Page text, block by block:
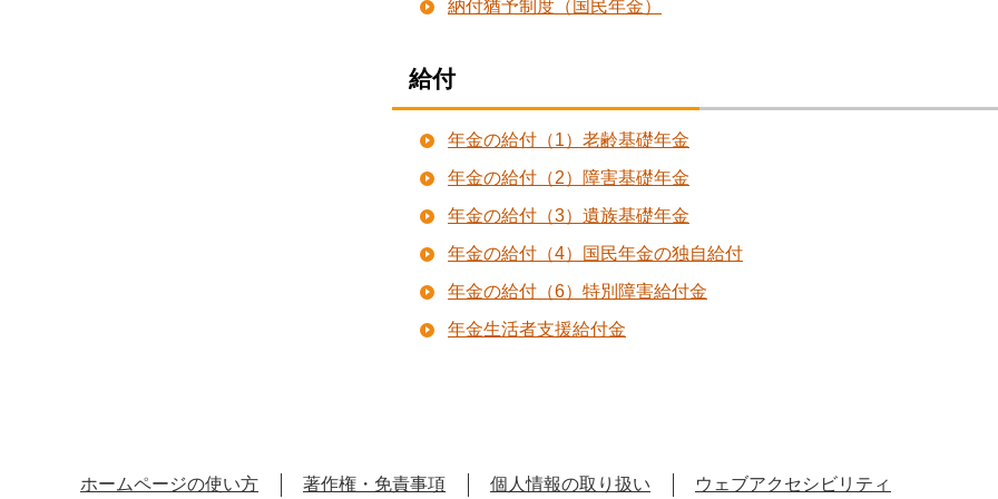
納付猶予制度（国民年金）
給付
年金の給付（1）老齢基礎年金
年金の給付（2）障害基礎年金
年金の給付（3）遺族基礎年金
年金の給付（4）国民年金の独自給付
年金の給付（6）特別障害給付金
年金生活者支援給付金
ホームページの使い方 著作権・免責事項 個人情報の取り扱い ウェブアクセシビリティ